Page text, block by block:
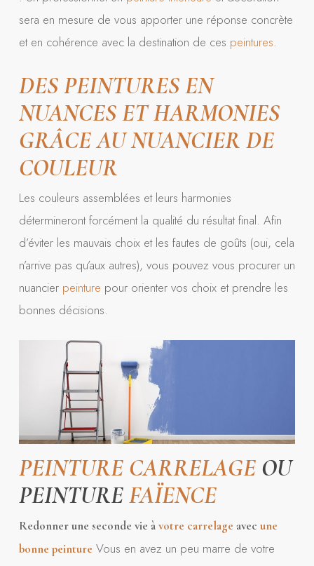
sera en mesure de vous apporter une réponse concrète
et en cohérence avec la destination de ces peintures.
DES PEINTURES EN
NUANCES ET HARMONIES
GRÂCE AU NUANCIER DE
COULEUR
Les couleurs assemblées et leurs harmonies
détermineront forcément la qualité du résultat final. Afin
d’éviter les mauvais choix et les fautes de goûts (oui, cela
n’arrive pas qu’aux autres), vous pouvez vous procurer un
nuancier peinture pour orienter vos choix et prendre les
bonnes décisions.
PEINTURE CARRELAGEOU
PEINTUREFAÏENCE
Redonner une seconde vie àvotre carrelage avec une
bonne peinture Vous en avez un peu marre de votre